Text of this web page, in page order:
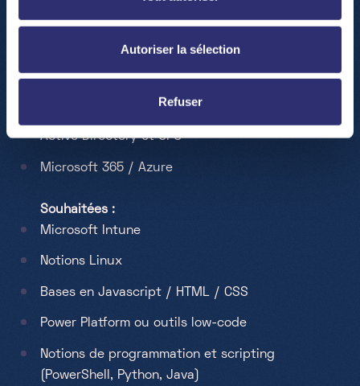
Autoriser la sélection
Refuser
Windows (poste de travail)
Active Directory et GPO
Microsoft 365 / Azure
Souhaitées :
Microsoft Intune
Notions Linux
Bases en Javascript / HTML / CSS
Power Platform ou outils low-code
Notions de programmation et scripting
(PowerShell, Python, Java)